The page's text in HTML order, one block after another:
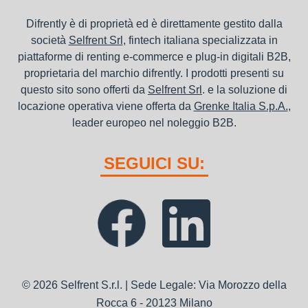
Difrently è di proprietà ed è direttamente gestito dalla
società Selfrent Srl , fintech italiana specializzata in
piattaforme di renting e-commerce e plug-in digitali B2B,
proprietaria del marchio difrently. I prodotti presenti su
questo sito sono offerti da Selfrent Srl . e la soluzione di
locazione operativa viene offerta da Grenke Italia S.p.A.,
leader europeo nel noleggio B2B.
SEGUICI SU:
© 2026 Selfrent S.r.l. | Sede Legale: Via Morozzo della
Rocca 6 - 20123 Milano